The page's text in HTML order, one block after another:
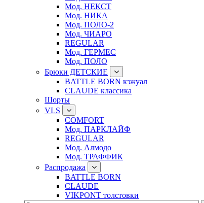
Мод. НЕКСТ
Мод. НИКА
Мод. ПОЛО-2
Мод. ЧИАРО
REGULAR
Мод. ГЕРМЕС
Мод. ПОЛО
Брюки ДЕТСКИЕ
BATTLE BORN кэжуал
CLAUDE классика
Шорты
VLS
COMFORT
Мод. ПАРКЛАЙФ
REGULAR
Мод. Алмодо
Мод. ТРАФФИК
Распродажа
BATTLE BORN
CLAUDE
VIKPONT толстовки